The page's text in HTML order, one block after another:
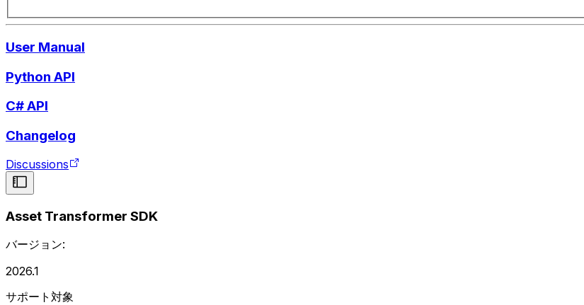
User Manual
Python API
C# API
Changelog
Discussions
Asset Transformer SDK
バージョン:
2026.1
サポート対象